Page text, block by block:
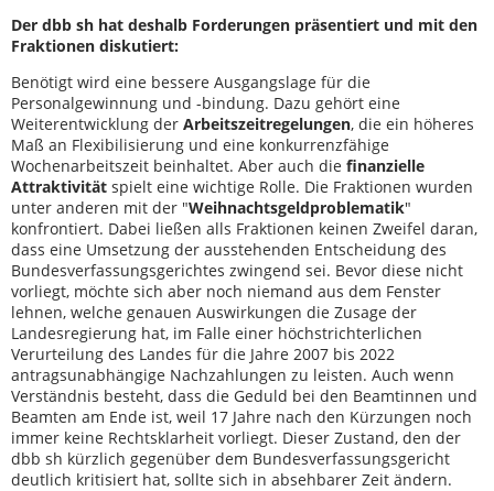
Der dbb sh hat deshalb Forderungen präsentiert und mit den
Fraktionen diskutiert:
Benötigt wird eine bessere Ausgangslage für die
Personalgewinnung und -bindung. Dazu gehört eine
Weiterentwicklung der Arbeitszeitregelungen, die ein höheres
Maß an Flexibilisierung und eine konkurrenzfähige
Wochenarbeitszeit beinhaltet. Aber auch die finanzielle
Attraktivität spielt eine wichtige Rolle. Die Fraktionen wurden
unter anderen mit der "Weihnachtsgeldproblematik"
konfrontiert. Dabei ließen alls Fraktionen keinen Zweifel daran,
dass eine Umsetzung der ausstehenden Entscheidung des
Bundesverfassungsgerichtes zwingend sei. Bevor diese nicht
vorliegt, möchte sich aber noch niemand aus dem Fenster
lehnen, welche genauen Auswirkungen die Zusage der
Landesregierung hat, im Falle einer höchstrichterlichen
Verurteilung des Landes für die Jahre 2007 bis 2022
antragsunabhängige Nachzahlungen zu leisten. Auch wenn
Verständnis besteht, dass die Geduld bei den Beamtinnen und
Beamten am Ende ist, weil 17 Jahre nach den Kürzungen noch
immer keine Rechtsklarheit vorliegt. Dieser Zustand, den der
dbb sh kürzlich gegenüber dem Bundesverfassungsgericht
deutlich kritisiert hat, sollte sich in absehbarer Zeit ändern.